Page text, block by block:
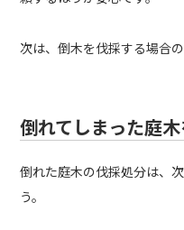
次は、倒木を伐採する場合
倒れてしまった庭
倒れた庭木の伐採処分は、
う。